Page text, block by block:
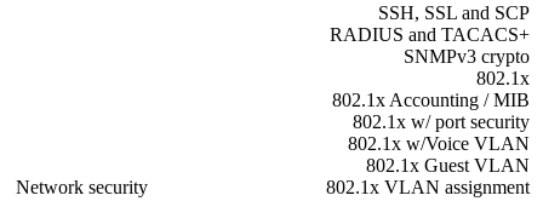
SSH, SSL and SCP
+RADIUS and TACACS
SNMPv3 crypto
802.1x
802.1x Accounting / MIB
802.1x w/ port security
802.1x w/Voice VLAN
802.1x Guest VLAN
802.1x VLAN assignment
Network security